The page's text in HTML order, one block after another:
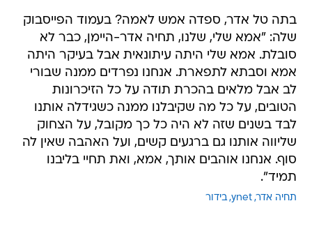
בתה טל אדר, ספדה אמש לאמה? בעמוד הפייסבוק
שלה: "אמא שלי, שלנו, תחיה אדר-היימן, כבר לא
סובלת. אמא שלי היתה עיתונאית אבל בעיקר היתה
אמא וסבתא לתפארת. אנחנו נפרדים ממנה שבורי
לב אבל מלאים בהכרת תודה על כל הזיכרונות
הטובים, על כל מה שקיבלנו ממנה כשגידלה אותנו
לבד בשנים שזה לא היה כל כך מקובל, על הצחוק
שליווה אותנו גם ברגעים קשים, ועל האהבה שאין לה
סוף. אנחנו אוהבים אותך, אמא, ואת תחיי בליבנו
תמיד".
תחיה אדר ynet בידור